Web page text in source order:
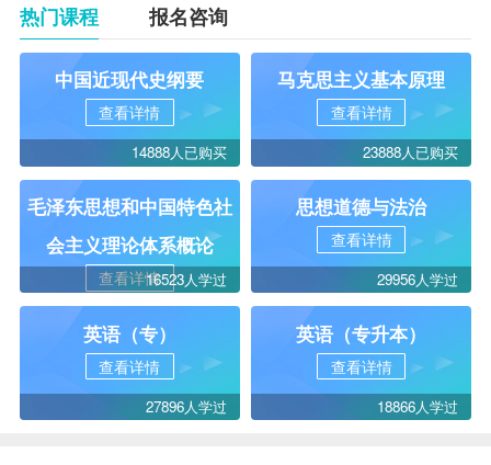
热门课程 报名咨询
中国近现代史纲要
查看详情
14888人已购买
马克思主义基本原理
查看详情
23888人已购买
毛泽东思想和中国特色社
会主义理论体系概论
查看详情16523人学过
思想道德与法治
查看详情
29956人学过
英语（专）
查看详情
27896人学过
英语（专升本）
查看详情
18866人学过